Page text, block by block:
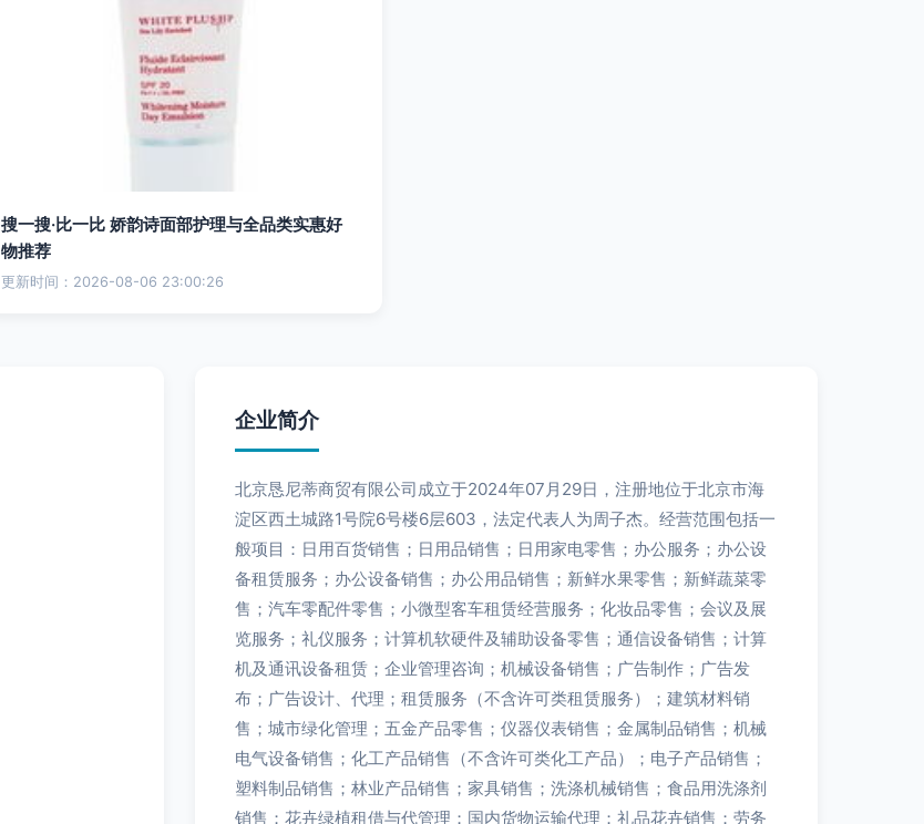
搜一搜·比一比 娇韵诗面部护理与全品类实惠好
物推荐
更新时间：2026-08-06 23:00:26
企业简介
北京恳尼蒂商贸有限公司成立于2024年07月29日，注册地位于北京市海
淀区西土城路1号院6号楼6层603，法定代表人为周子杰。经营范围包括一
般项目：日用百货销售；日用品销售；日用家电零售；办公服务；办公设
备租赁服务；办公设备销售；办公用品销售；新鲜水果零售；新鲜蔬菜零
售；汽车零配件零售；小微型客车租赁经营服务；化妆品零售；会议及展
览服务；礼仪服务；计算机软硬件及辅助设备零售；通信设备销售；计算
机及通讯设备租赁；企业管理咨询；机械设备销售；广告制作；广告发
布；广告设计、代理；租赁服务（不含许可类租赁服务）；建筑材料销
售；城市绿化管理；五金产品零售；仪器仪表销售；金属制品销售；机械
电气设备销售；化工产品销售（不含许可类化工产品）；电子产品销售；
塑料制品销售；林业产品销售；家具销售；洗涤机械销售；食品用洗涤剂
销售；花卉绿植租借与代管理；国内货物运输代理；礼品花卉销售；劳务